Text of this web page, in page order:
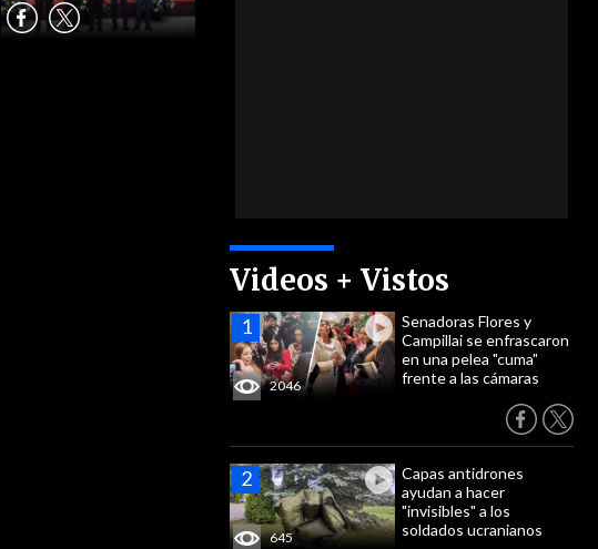
Videos + Vistos
2046
Senadoras Flores y
Campillai se enfrascaron
en una pelea "cuma"
frente a las cámaras
645
Capas antidrones
ayudan a hacer
"invisibles" a los
soldados ucranianos